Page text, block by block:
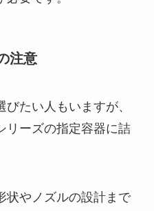
注意
たい人もいますが、
リーズの指定容器に詰
状やノズルの設計まで